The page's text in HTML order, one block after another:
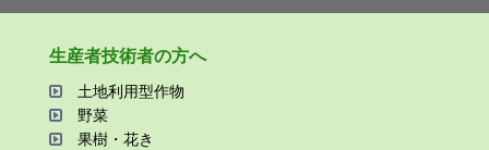
⽣産者技術者の⽅へ
⼟地利⽤型作物
野菜
果樹・花き